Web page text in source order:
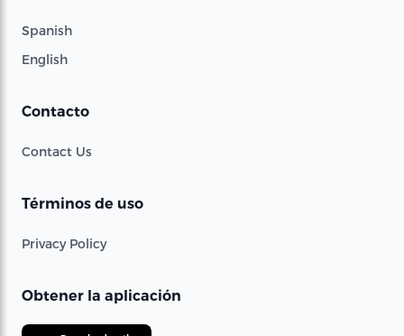
Spanish
English
Contacto
Contact Us
Términos de uso
Privacy Policy
Obtener la aplicación